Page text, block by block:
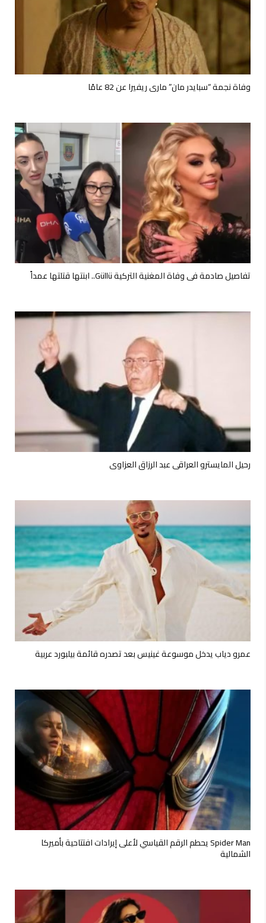
وفاة نجمة “سبايدر مان” ماري ريفيرا عن 82 عامًا
تفاصيل صادمة في وفاة المغنية التركية Güllü.. ابنتها قتلتها عمداً
رحيل المايسترو العراقي عبد الرزاق العزاوي
عمرو دياب يدخل موسوعة غينيس بعد تصدره قائمة بيلبورد عربية
Spider Man يحطم الرقم القياسي لأعلى إيرادات افتتاحية بأميركا
الشمالية